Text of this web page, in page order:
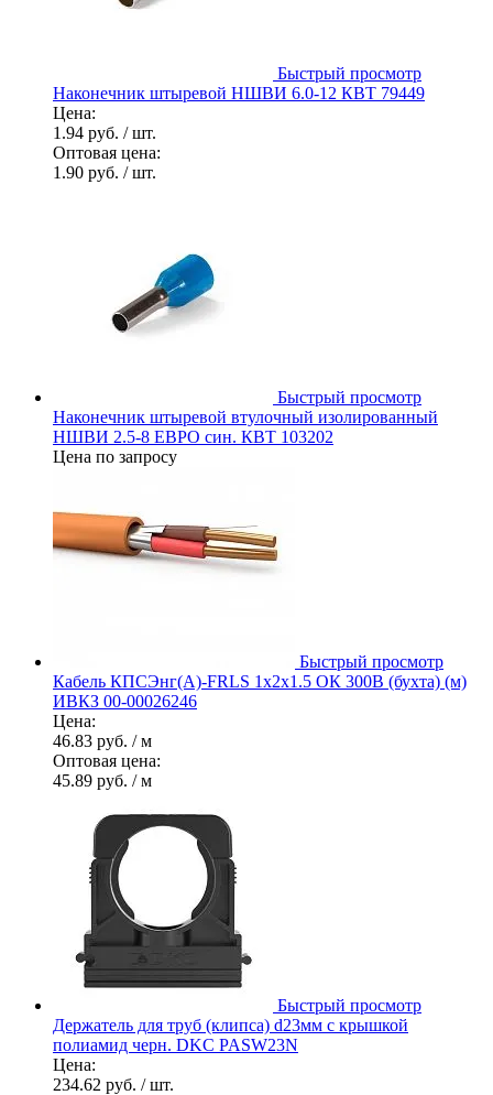
Быстрый просмотр
Наконечник штыревой НШВИ 6.0-12 КВТ 79449
Цена:
1.94 руб. / шт.
Оптовая цена:
1.90 руб. / шт.
Быстрый просмотр
Наконечник штыревой втулочный изолированный
НШВИ 2.5-8 ЕВРО син. КВТ 103202
Цена по запросу
Быстрый просмотр
Кабель КПСЭнг(А)-FRLS 1х2х1.5 ОК 300В (бухта) (м)
ИВКЗ 00-00026246
Цена:
46.83 руб. / м
Оптовая цена:
45.89 руб. / м
Быстрый просмотр
Держатель для труб (клипса) d23мм с крышкой
полиамид черн. DKC PASW23N
Цена:
234.62 руб. / шт.